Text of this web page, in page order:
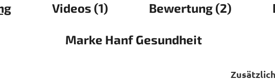
Videos (1) Bewertung (2)
Marke Hanf Gesundheit